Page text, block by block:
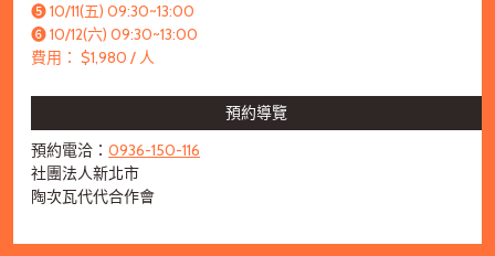
➎ 10/11(五) 09:30~13:00
➏ 10/12(六) 09:30~13:00
費用： $1,980 / 人
預約導覽
預約電洽： 0936-150-116
社團法人新北市
陶次瓦代代合作會